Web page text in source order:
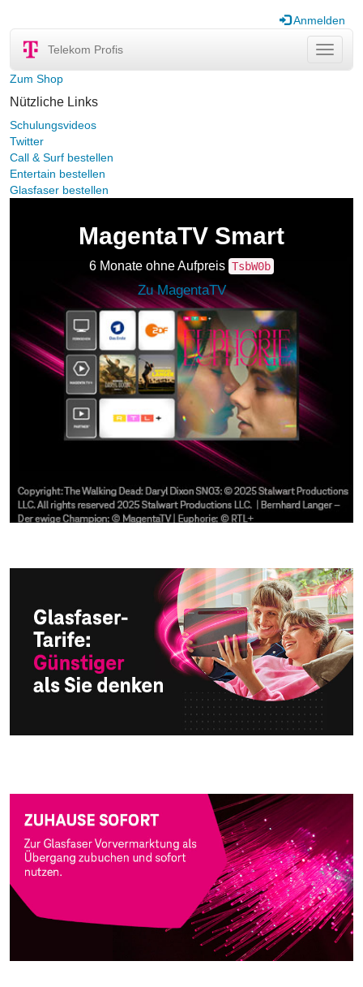
Anmelden
ein-/
Telekom Profis
Zum Shop
Nützliche Links
Schulungsvideos
Twitter
Call & Surf bestellen
Entertain bestellen
Glasfaser bestellen
MagentaTV Smart
6 Monate ohne Aufpreis TsbW0b
Zu MagentaTV